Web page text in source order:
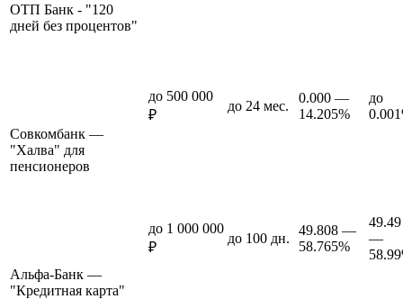
ОТП Банк - "120
дней без процентов"
Совкомбанк —
"Халва" для
пенсионеров
до 500 000
₽
до 24 мес.
0.000 —
14.205%
до
Альфа-Банк —
"Кредитная карта"
до 1 000 000
₽
до 100 дн.
49.808 —
58.765%
49.49
—